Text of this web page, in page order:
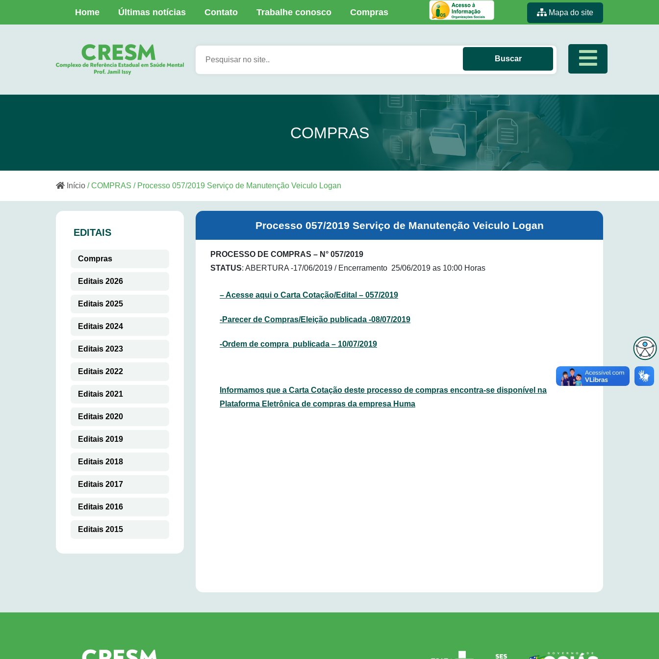
Home Últimas notícias Contato Trabalhe conosco Compras Mapa do site
COMPRAS
Início / COMPRAS / Processo 057/2019 Serviço de Manutenção Veiculo Logan
EDITAIS
Compras
Editais 2026
Editais 2025
Editais 2024
Editais 2023
Editais 2022
Editais 2021
Editais 2020
Editais 2019
Editais 2018
Editais 2017
Editais 2016
Editais 2015
Processo 057/2019 Serviço de Manutenção Veiculo Logan
PROCESSO DE COMPRAS – N° 057/2019
STATUS: ABERTURA -17/06/2019 / Encerramento 25/06/2019 as 10:00 Horas
– Acesse aqui o Carta Cotação/Edital – 057/2019
-Parecer de Compras/Eleição publicada -08/07/2019
-Ordem de compra publicada – 10/07/2019
Informamos que a Carta Cotação deste processo de compras encontra-se disponível na
Plataforma Eletrônica de compras da empresa Huma